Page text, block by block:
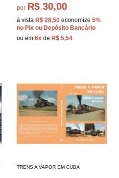
por R$ 30,00
à vista R$ 28,50 economize 5%
no Pix ou Depósito Bancário
ou em 6x de R$ 5,54
TRENS A VAPOR EM CUBA